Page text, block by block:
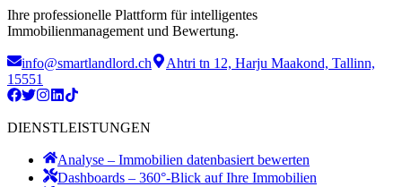
Ihre professionelle Plattform für intelligentes
Immobilienmanagement und Bewertung.
info@smartlandlord.ch
Ahtri tn 12, Harju Maakond, Tallinn,
15551
DIENSTLEISTUNGEN
Analyse – Immobilien datenbasiert bewerten
Dashboards – 360°-Blick auf Ihre Immobilien